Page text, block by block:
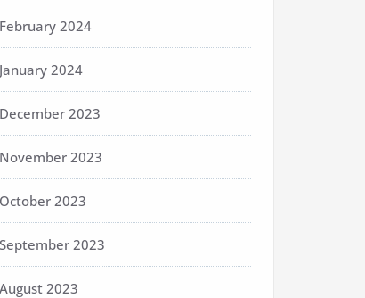
February 2024
January 2024
December 2023
November 2023
October 2023
September 2023
August 2023